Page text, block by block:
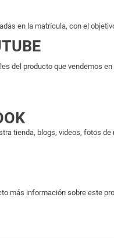
en la matrícula, con el
del producto que vendemos
tienda, blogs, videos, fotos
más información sobre este